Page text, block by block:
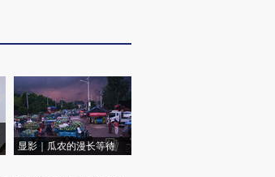
显影｜瓜农的漫长等待